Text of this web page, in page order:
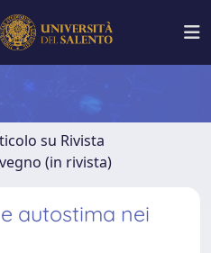
su Rivista
(in rivista)
autostima nei